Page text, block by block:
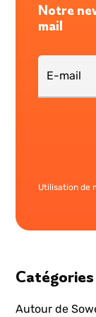
Notre
mail
Utilisation de
Catégories
Autour de